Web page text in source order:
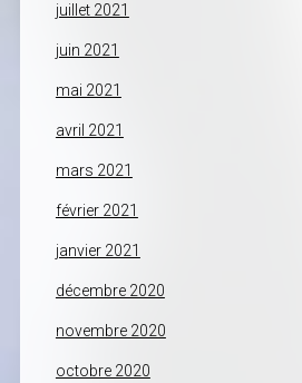
juillet 2021
juin 2021
mai 2021
avril 2021
mars 2021
février 2021
janvier 2021
décembre 2020
novembre 2020
octobre 2020